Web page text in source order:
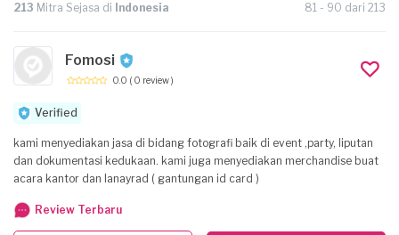
213 Mitra Sejasa di Indonesia 81 - 90 dari 213
Fomosi
0.0 ( 0 review )
Verified
kami menyediakan jasa di bidang fotografi baik di event ,party, liputan
dan dokumentasi kedukaan. kami juga menyediakan merchandise buat
acara kantor dan lanayrad ( gantungan id card )
Review Terbaru